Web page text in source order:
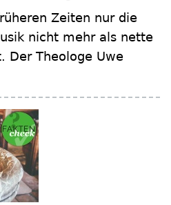
Zeiten nur die
nicht mehr als nette
Der Theologe Uwe